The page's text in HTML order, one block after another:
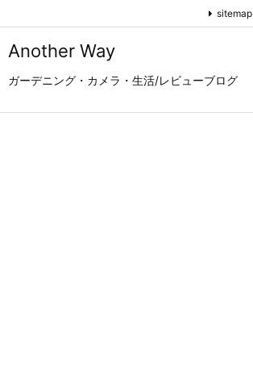
Another Way
ガーデニング・カメラ・生活/レビューブログ
sitemap